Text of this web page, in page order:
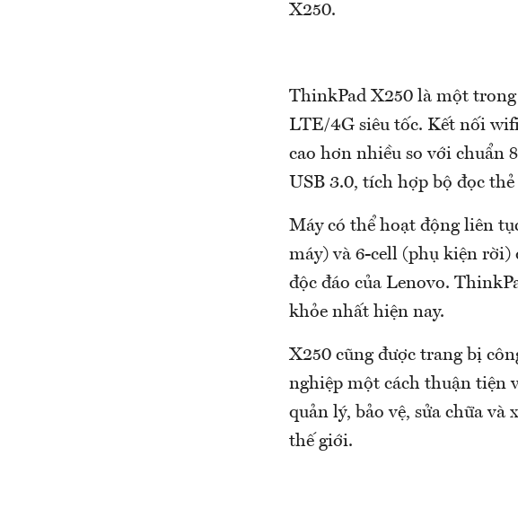
X250.
ThinkPad X250 là một
LTE/4G siêu tốc. Kết nối
cao hơn nhiều so với chuẩn
USB 3.0, tích hợp bộ đọc
Máy có thể hoạt động liên
máy) và 6-cell (phụ kiện rời)
độc đáo của Lenovo.
khỏe nhất hiện nay.
X250 cũng được trang bị
nghiệp một cách thuận tiện
quản lý, bảo vệ, sửa chữa
thế giới.